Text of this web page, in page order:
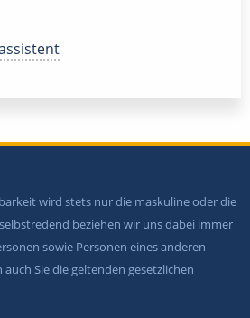
wird stets nur die maskuline oder die
beziehen wir uns dabei immer
sowie Personen eines anderen
Sie die geltenden gesetzlichen